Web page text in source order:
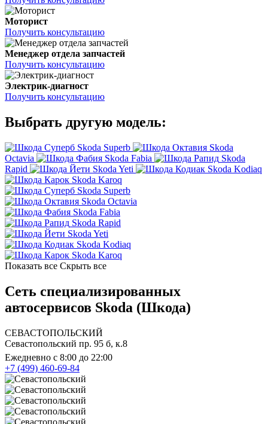
Моторист
Получить консультацию
Менеджер отдела запчастей
Получить консультацию
Электрик-диагност
Получить консультацию
Выбрать другую модель:
Skoda Superb
Skoda
Octavia
Skoda Fabia
Skoda
Rapid
Skoda Yeti
Skoda Kodiaq
Skoda Karoq
Skoda Superb
Skoda Octavia
Skoda Fabia
Skoda Rapid
Skoda Yeti
Skoda Kodiaq
Skoda Karoq
Показать все Скрыть все
Сеть специализированных
автосервисов Skoda (Шкода)
СЕВАСТОПОЛЬСКИЙ
Севастопольский пр. 95 б, к.8
Ежедневно с 8:00 до 22:00
+7 (499) 460-69-84